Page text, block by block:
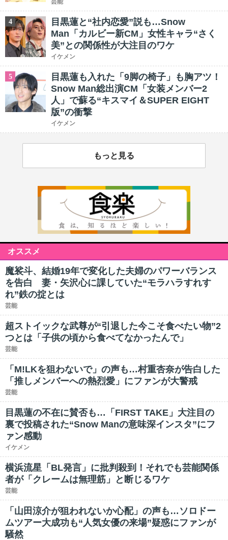
芸能
4
目黒蓮と“社内恋愛”説も…Snow
Man「カルビー新CM」女性キャラ“さく
美”との関係性が大注目のワケ
イケメン
5
目黒蓮も入れた「9脚の椅子」も胸アツ！
Snow Man総出演CM「女装メンバー2
人」で蘇る“キスマイ＆SUPER EIGHT
版”の衝撃
イケメン
もっと見る
オススメ
魔裟斗、結婚19年で変化した夫婦のパワーバランス
を告白 妻・矢沢心に課していた“モラハラすれす
れ”鉄の掟とは
芸能
超ストイックな武尊が“引退した今こそ食べたい物”2
つとは「子供の頃から食べてなかったんで」
芸能
「M!LKを狙わないで」の声も…村重杏奈が告白した
「推しメンバーへの熱烈愛」にファンが大警戒
芸能
目黒蓮の不在に賛否も…「FIRST TAKE」大注目の
裏で投稿された“Snow Manの意味深インスタ”にフ
ァン感動
イケメン
横浜流星「BL発言」に批判殺到！それでも芸能関係
者が「クレームは無理筋」と断じるワケ
芸能
「山田涼介が狙われないか心配」の声も…ソロドー
ムツアー大成功も“人気女優の来場”疑惑にファンが
騒然